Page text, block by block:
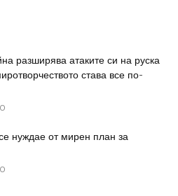
разширява атаките си на руска
става все по-
нуждае от мирен план за